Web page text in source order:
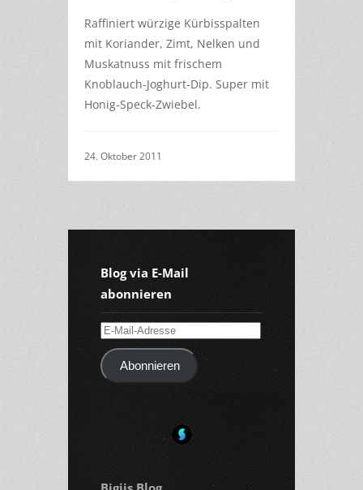
Raffiniert würzige Kürbisspalten
mit Koriander, Zimt, Nelken und
Muskatnuss mit frischem
Knoblauch-Joghurt-Dip. Super mit
Honig-Speck-Zwiebel.
24. Oktober 2011
Blog via E-Mail
abonnieren
E-
Mail-
AdresseAbonnieren